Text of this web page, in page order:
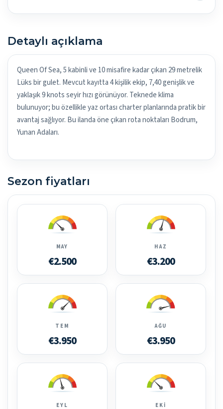
Detaylı açıklama
Queen Of Sea, 5 kabinli ve 10 misafire kadar çıkan 29 metrelik
Lüks bir gulet. Mevcut kayıtta 4 kişilik ekip, 7,40 genişlik ve
yaklaşık 9 knots seyir hızı görünüyor. Teknede klima
bulunuyor; bu özellikle yaz ortası charter planlarında pratik bir
avantaj sağlıyor. Bu ilanda öne çıkan rota noktaları Bodrum,
Yunan Adaları.
Sezon fiyatları
MAY
€2.500
HAZ
€3.200
TEM
€3.950
AĞU
€3.950
EYL EKI